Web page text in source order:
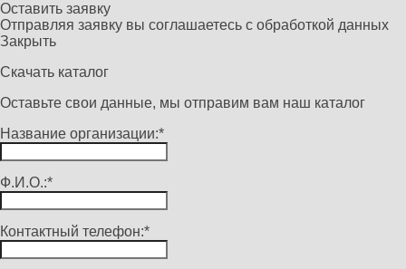
Оставить заявку
Отправляя заявку вы соглашаетесь с обработкой данных
Закрыть
Скачать каталог
Оставьте свои данные, мы отправим вам наш каталог
Название организации:*
Ф.И.О.:*
Контактный телефон:*